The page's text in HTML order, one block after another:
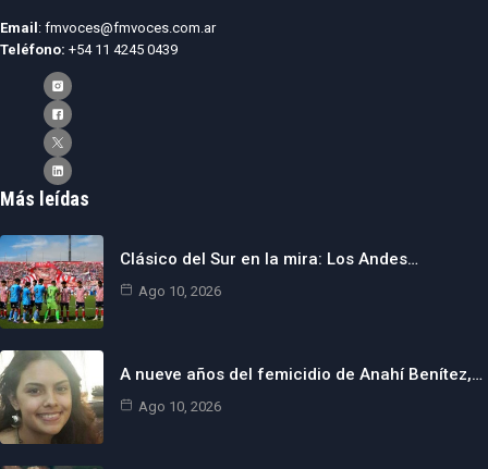
Email: fmvoces@fmvoces.com.ar
Teléfono: +54 11 4245 0439
Más leídas
Clásico del Sur en la mira: Los Andes…
Ago 10, 2026
A nueve años del femicidio de Anahí Benítez,…
Ago 10, 2026